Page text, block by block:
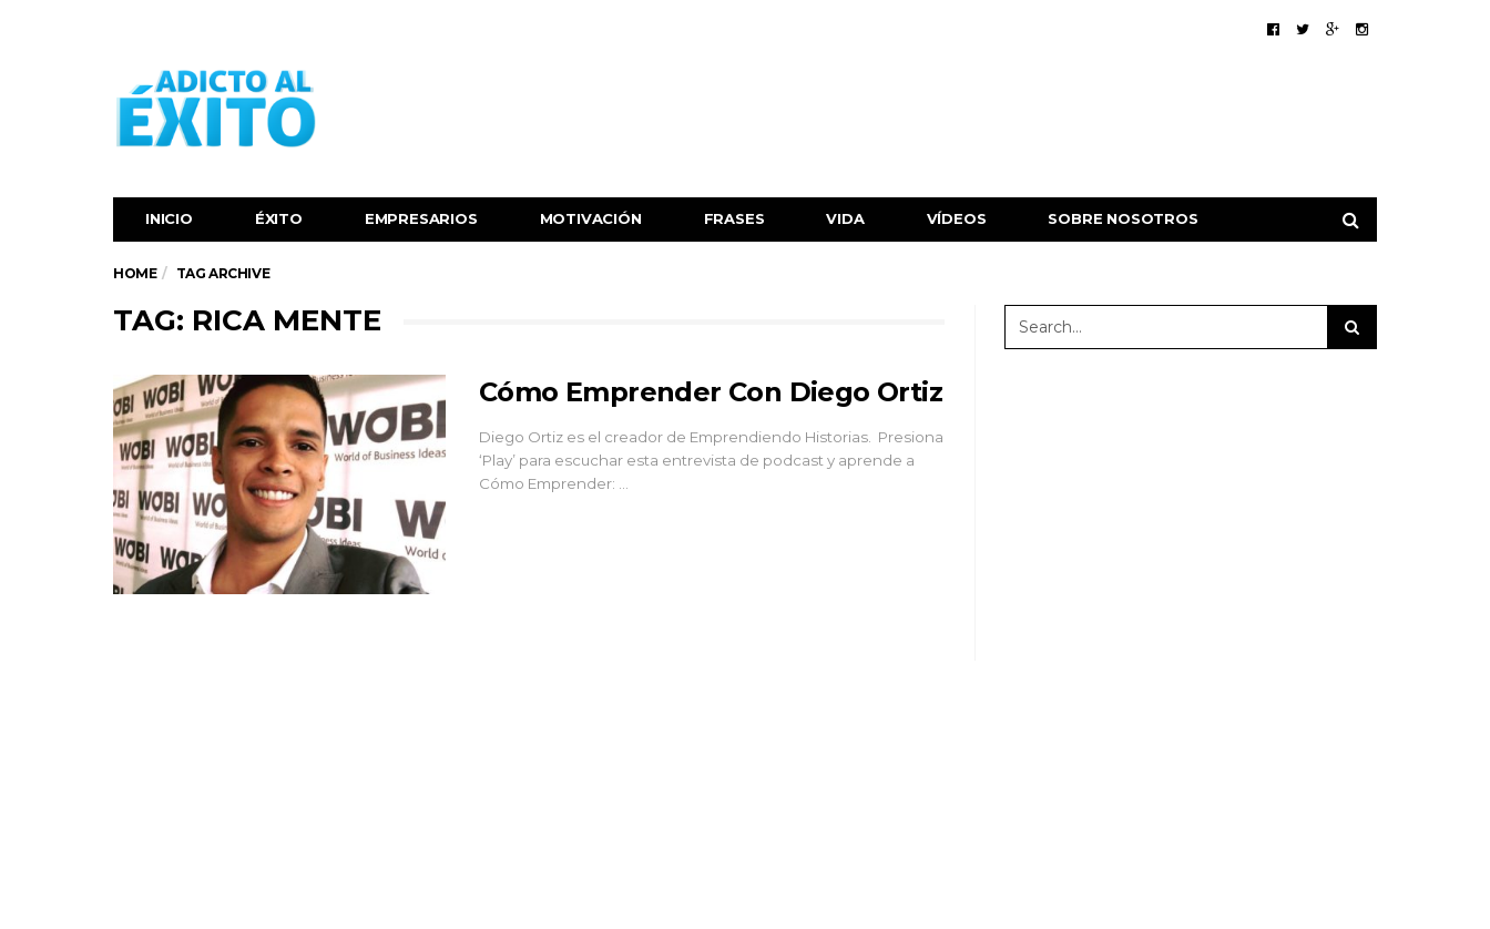
INICIO ÉXITO‬ EMPRESARIOS MOTIVACIÓN FRASES VIDA VÍDEOS SOBRE NOSOTROS
HOME TAG ARCHIVE
TAG: RICA MENTE
Cómo Emprender Con Diego Ortiz
Diego Ortiz es el creador de Emprendiendo Historias. Presiona
‘Play’ para escuchar esta entrevista de podcast y aprende a
Cómo Emprender: …